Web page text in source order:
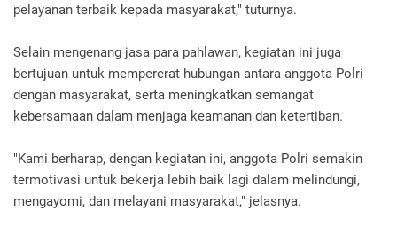
pelayanan terbaik kepada masyarakat," tuturnya.
Selain mengenang jasa para pahlawan, kegiatan ini juga
bertujuan untuk mempererat hubungan antara anggota Polri
dengan masyarakat, serta meningkatkan semangat
kebersamaan dalam menjaga keamanan dan ketertiban.
"Kami berharap, dengan kegiatan ini, anggota Polri semakin
termotivasi untuk bekerja lebih baik lagi dalam melindungi,
mengayomi, dan melayani masyarakat," jelasnya.